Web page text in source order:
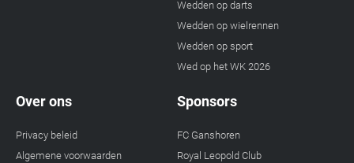
Wedden op darts
Wedden op wielrennen
Wedden op sport
Wed op het WK 2026
Over ons
Privacy beleid
Algemene voorwaarden
Sponsors
FC Ganshoren
Royal Leopold Club